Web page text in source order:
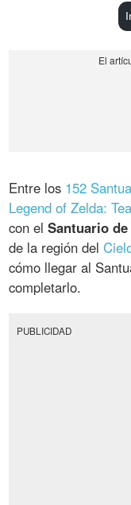
Entre los 152
Legend of Zelda:
con elSantuario
de la región del
cómo llegar al
completarlo.
PUBLICIDAD